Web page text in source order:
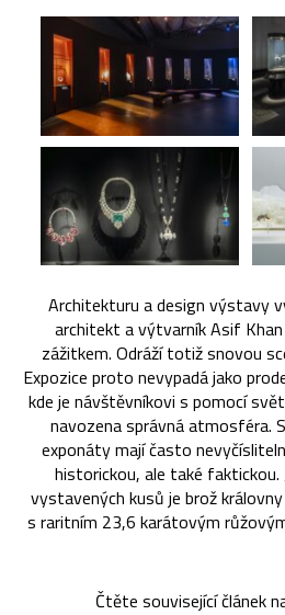
Architekturu a design výstavy
architekt a výtvarník Asif
zážitkem. Odráží totiž snovou
Expozice proto nevypadá jako
kde je návštěvníkovi s pomocí
navozena správná atmosféra.
exponáty mají často
historickou, ale také faktickou.
vystavených kusů je brož
s raritním 23,6 karátovým
Čtěte související článek